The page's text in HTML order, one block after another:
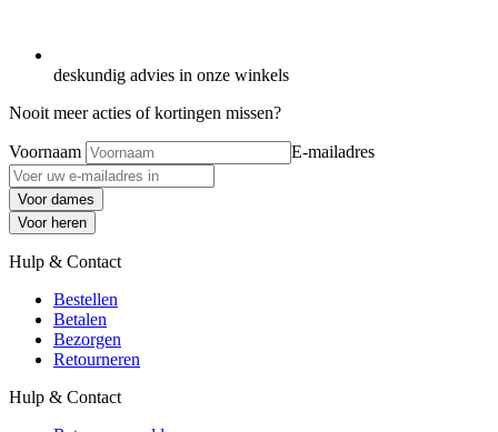
deskundig advies in onze winkels
Nooit meer acties of kortingen missen?
Voornaam E-mailadres
Voor dames
Voor heren
Hulp & Contact
Bestellen
Betalen
Bezorgen
Retourneren
Hulp & Contact